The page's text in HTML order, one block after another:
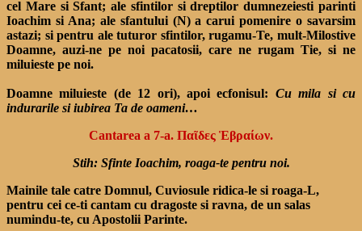
cel Mare si Sfant; ale sfintilor si dreptilor dumnezeiesti parinti
Ioachim si Ana; ale sfantului (N) a carui pomenire o savarsim
astazi; si pentru ale tuturor sfintilor, rugamu-Te, mult-Milostive
Doamne, auzi-ne pe noi pacatosii, care ne rugam Tie, si ne
miluieste pe noi.
Doamne miluieste (de 12 ori), apoi ecfonisul: Cu mila si cu
indurarile si iubirea Ta de oameni…
Cantarea a 7-a. Παῖδες Ἑβραίων.
Stih: Sfinte Ioachim, roaga-te pentru noi.
Mainile tale catre Domnul, Cuviosule ridica-le si roaga-L,
pentru cei ce-ti cantam cu dragoste si ravna, de un salas
numindu-te, cu Apostolii Parinte.